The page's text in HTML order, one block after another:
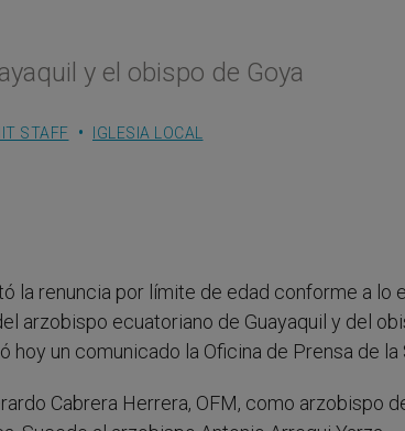
y el obispo de Goya
STAFF IGLESIA LOCAL
la renuncia por límite de edad conforme a lo
arzobispo ecuatoriano de Guayaquil y del
hoy un comunicado la Oficina de Prensa de la
Cabrera Herrera, OFM, como arzobispo